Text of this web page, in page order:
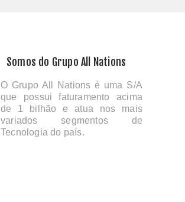
Somos do Grupo All Nations
O Grupo All Nations é uma S/A
que possui faturamento acima
de 1 bilhão e atua nos mais
variados segmentos de
Tecnologia do país.